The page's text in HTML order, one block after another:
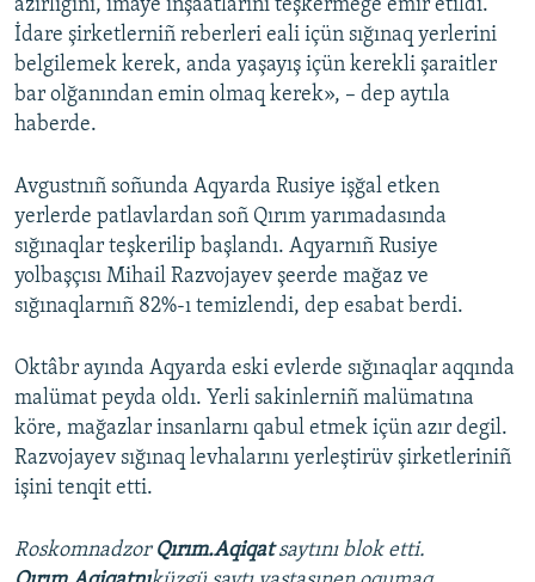
azırlığını, imaye inşaatlarını teşkermege emir etildi.
İdare şirketlerniñ reberleri eali içün sığınaq yerlerini
belgilemek kerek, anda yaşayış içün kerekli şaraitler
bar olğanından emin olmaq kerek», – dep aytıla
haberde.
Avgustnıñ soñunda Aqyarda Rusiye işğal etken
yerlerde patlavlardan soñ Qırım yarımadasında
sığınaqlar teşkerilip başlandı. Aqyarnıñ Rusiye
yolbaşçısı Mihail Razvojayev şeerde mağaz ve
sığınaqlarnıñ 82%-ı temizlendi, dep esabat berdi.
Oktâbr ayında Aqyarda eski evlerde sığınaqlar aqqında
malümat peyda oldı. Yerli sakinlerniñ malümatına
köre, mağazlar insanlarnı qabul etmek içün azır degil.
Razvojayev sığınaq levhalarını yerleştirüv şirketleriniñ
işini tenqit etti.
Roskomnadzor Qırım.Aqiqatsaytını blok etti.